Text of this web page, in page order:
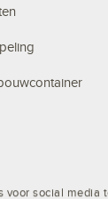
social media